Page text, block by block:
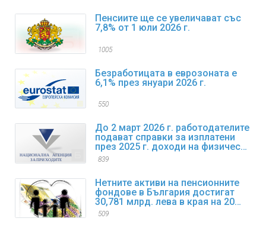
Пенсиите ще се увеличават със
7,8% от 1 юли 2026 г.
1005
Безработицата в еврозоната е
6,1% през януари 2026 г.
550
До 2 март 2026 г. работодателите
подават справки за изплатени
през 2025 г. доходи на физически
лица
839
Нетните активи на пенсионните
фондове в България достигат
30,781 млрд. лева в края на 2025
г.
509